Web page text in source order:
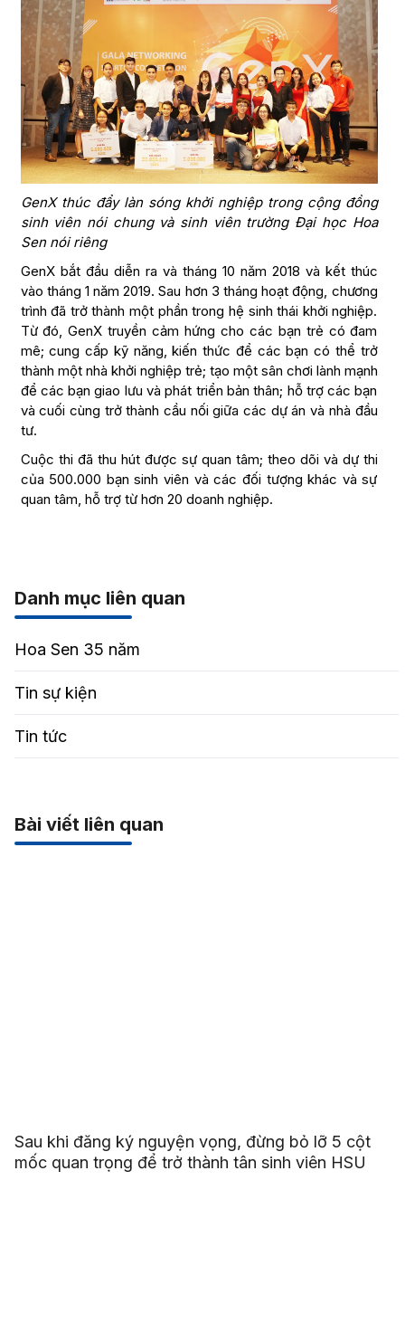
GenX thúc đẩy làn sóng khởi nghiệp trong cộng đồng
sinh viên nói chung và sinh viên trường Đại học Hoa
Sen nói riêng
GenX bắt đầu diễn ra và tháng 10 năm 2018 và kết thúc
vào tháng 1 năm 2019. Sau hơn 3 tháng hoạt động, chương
trình đã trở thành một phần trong hệ sinh thái khởi nghiệp.
Từ đó, GenX truyền cảm hứng cho các bạn trẻ có đam
mê; cung cấp kỹ năng, kiến thức để các bạn có thể trở
thành một nhà khởi nghiệp trẻ; tạo một sân chơi lành mạnh
để các bạn giao lưu và phát triển bản thân; hỗ trợ các bạn
và cuối cùng trở thành cầu nối giữa các dự án và nhà đầu
tư.
Cuộc thi đã thu hút được sự quan tâm; theo dõi và dự thi
của 500.000 bạn sinh viên và các đối tượng khác và sự
quan tâm, hỗ trợ từ hơn 20 doanh nghiệp.
Danh mục liên quan
Hoa Sen 35 năm
Tin sự kiện
Tin tức
Bài viết liên quan
Sau khi đăng ký nguyện vọng, đừng bỏ lỡ 5 cột
mốc quan trọng để trở thành tân sinh viên HSU